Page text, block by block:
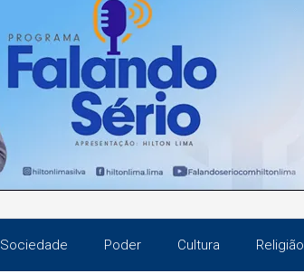
Sociedade Poder Cultura Religião